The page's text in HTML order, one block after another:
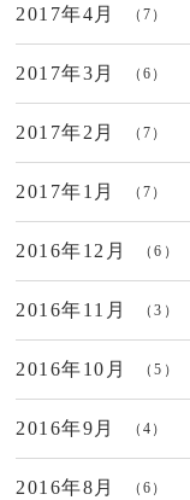
2017年4月 （7）
2017年3月 （6）
2017年2月 （7）
2017年1月 （7）
2016年12月 （6）
2016年11月 （3）
2016年10月 （5）
2016年9月 （4）
2016年8月 （6）